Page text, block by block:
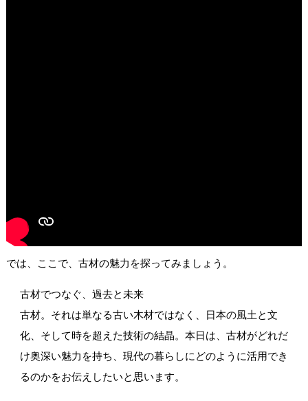
デコスドライ工法(セルロースファイバー)
では、ここで、古材の魅力を探ってみましょう。
古材でつなぐ、過去と未来
古材。それは単なる古い木材ではなく、日本の風土と文
化、そして時を超えた技術の結晶。本日は、古材がどれだ
け奥深い魅力を持ち、現代の暮らしにどのように活用でき
るのかをお伝えしたいと思います。